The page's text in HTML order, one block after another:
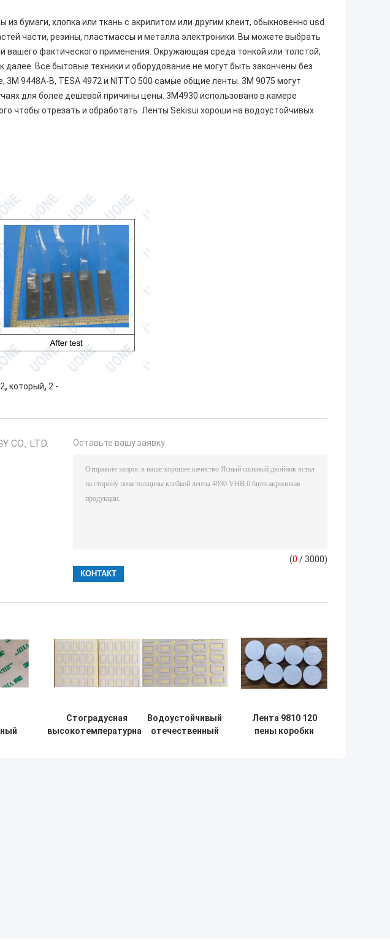
бумаги, хлопка или ткань с акрилитом или другим клеит, обыкновенно usd
части, резины, пластмассы и металла электроники. Вы можете выбрать
фактического применения. Окружающая среда тонкой или толстой,
далее. Все бытовые техники и оборудование не могут быть закончены без
3M 9448A-B, TESA 4972 и NITTO 500 самые общие ленты. 3M 9075 могут
для более дешевой причины цены. 3M4930 использовано в камере
чтобы отрезать и обработать. Ленты Sekisui хороши на водоустойчивых
, который, 2 -
CO., LTD. Оставьте вашу заявку
(0 / 3000)
Стоградусная
высокотемпературная
Водоустойчивый
отечественный
Лента 9810 120
пены коробки